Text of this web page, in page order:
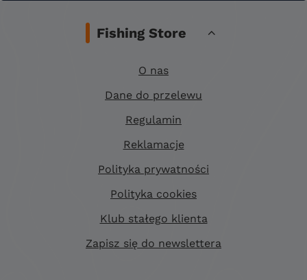
Fishing Store
O nas
Dane do przelewu
Regulamin
Reklamacje
Polityka prywatności
Polityka cookies
Klub stałego klienta
Zapisz się do newslettera